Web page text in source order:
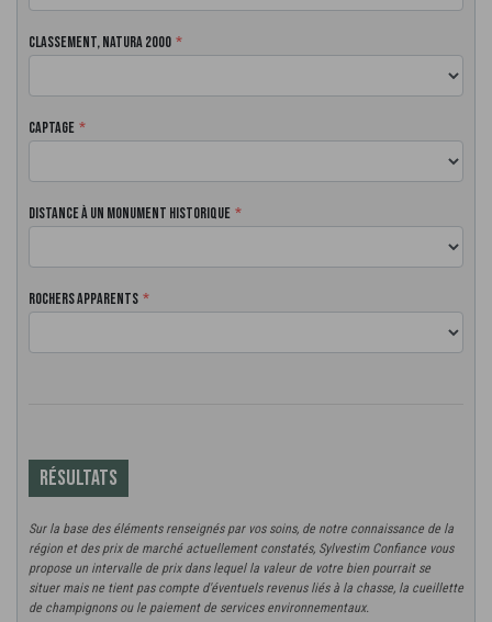
Classement, Natura 2000
Captage
Distance à un monument historique
Rochers apparents
Résultats
Sur la base des éléments renseignés par vos soins, de notre connaissance de la
région et des prix de marché actuellement constatés, Sylvestim Confiance vous
propose un intervalle de prix dans lequel la valeur de votre bien pourrait se
situer mais ne tient pas compte d'éventuels revenus liés à la chasse, la cueillette
de champignons ou le paiement de services environnementaux.